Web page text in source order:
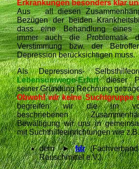
Erkrankungen besonders klar
Aus all diesen
Bezügen der beiden
dass eine Behandlung eines
immer auch die Problematik
Verstimmung bzw. der
Depression berücksichtigen muss.
Als Depressions-
Lebensumwege-Erfurtdieser
seiner Gründung Rechnung
Obwohl wir keine Suchtgruppe
begreifen wir die im
beschriebenen
Bewältigung wir uns in
mit Suchthilfeeinrichtungen wie
dem -►fdr
Rauschmittel e.V.)